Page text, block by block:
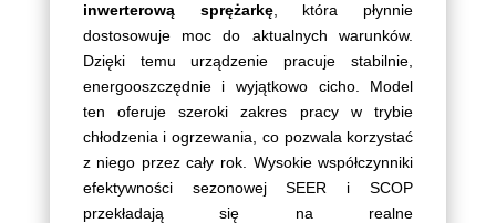
inwerterową sprężarkę, która płynnie
dostosowuje moc do aktualnych warunków.
Dzięki temu urządzenie pracuje stabilnie,
energooszczędnie i wyjątkowo cicho. Model
ten oferuje szeroki zakres pracy w trybie
chłodzenia i ogrzewania, co pozwala korzystać
z niego przez cały rok. Wysokie współczynniki
efektywności sezonowej SEER i SCOP
przekładają się na realne